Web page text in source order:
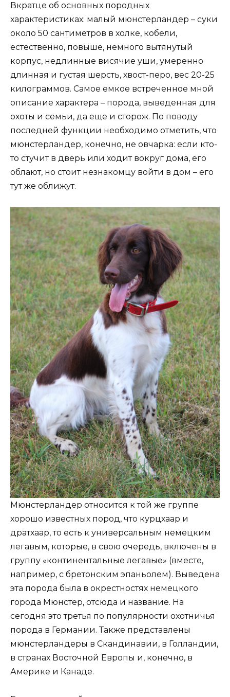
Вкратце об основных породных
характеристиках: малый мюнстерландер – суки
около 50 сантиметров в холке, кобели,
естественно, повыше, немного вытянутый
корпус, недлинные висячие уши, умеренно
длинная и густая шерсть, хвост-перо, вес 20-25
килограммов. Самое емкое встреченное мной
описание характера – порода, выведенная для
охоты и семьи, да еще и сторож. По поводу
последней функции необходимо отметить, что
мюнстерландер, конечно, не овчарка: если кто-
то стучит в дверь или ходит вокруг дома, его
облают, но стоит незнакомцу войти в дом – его
тут же оближут.
Мюнстерландер относится к той же группе
хорошо известных пород, что курцхаар и
дратхаар, то есть к универсальным немецким
легавым, которые, в свою очередь, включены в
группу «континентальные легавые» (вместе,
например, с бретонским эпаньолем). Выведена
эта порода была в окрестностях немецкого
города Мюнстер, отсюда и название. На
сегодня это третья по популярности охотничья
порода в Германии. Также представлены
мюнстерландеры в Скандинавии, в Голландии,
в странах Восточной Европы и, конечно, в
Америке и Канаде.